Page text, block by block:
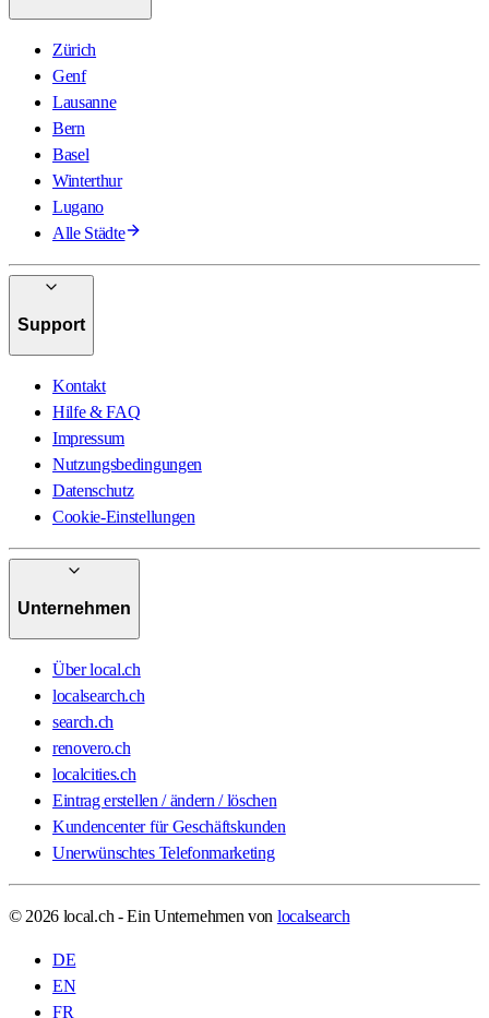
Zürich
Genf
Lausanne
Bern
Basel
Winterthur
Lugano
Alle Städte
Support
Kontakt
Hilfe & FAQ
Impressum
Nutzungsbedingungen
Datenschutz
Cookie-Einstellungen
Unternehmen
Über local.ch
localsearch.ch
search.ch
renovero.ch
localcities.ch
Eintrag erstellen / ändern / löschen
Kundencenter für Geschäftskunden
Unerwünschtes Telefonmarketing
© 2026 local.ch - Ein Unternehmen von localsearch
DE
EN
FR